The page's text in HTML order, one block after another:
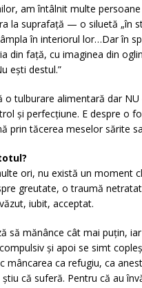
am întâlnit multe
la suprafață — o siluetă „în
în interiorul lor…Dar în
din față, cu imaginea din
ești destul.”
o tulburare alimentară dar
și perfecțiune. E despre o
prin tăcerea meselor sărite
ori, nu există un moment
greutate, o traumă
iubit, acceptat.
să mănânce cât mai puțin,
și apoi se simt
mâncarea ca refugiu, ca
că suferă. Pentru că au